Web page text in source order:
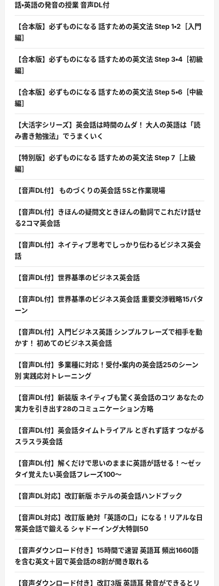
話・英語の発音の授業 音声DL付
【合本版】必ずものになる 話すための英文法 Step 1・2［入門
編］
【合本版】必ずものになる 話すための英文法 Step 3・4［初級
編］
【合本版】必ずものになる 話すための英文法 Step 5・6［中級
編］
【大活字シリーズ】英会話は時間のムダ！ 大人の英語は「読
み書き勉強法」でうまくいく
【特別版】必ずものになる 話すための英文法 Step 7［上級
編］
【音声DL付】 ものづくりの英会話 5Sと作業現場
【音声DL付】きほんの疑問文ときほんの動詞でこれだけ話せ
る2コマ英会話
【音声DL付】ネイティブ思考でしっかり伝わるビジネス英会
話
【音声DL付】世界基準のビジネス英会話
【音声DL付】世界基準のビジネス英会話 重要交渉戦略15パタ
ーン
【音声DL付】入門ビジネス英語 シンプルフレーズで相手を動
かす！ 初めてのビジネス英会話
【音声DL付】多業種に対応！受付・案内の英会話25のシーン
別 実践応対トレーニング
【音声DL付】新装版 ネイティブも驚く英会話のコツ あなたの
実力を引き出す28のコミュニケーション方略
【音声DL付】英会話タイムトライアル とぎれず話す つながる
スラスラ英会話
【音声DL付】解くだけで思いのままに英語が話せる！〜ゼッ
タイ覚えたい英会話フレーズ100〜
【音声DL対応】改訂新版 ホテルの英会話ハンドブック
【音声DL対応】改訂版 絶対「英語の口」になる！リアルな日
常英会話で鍛える シャドーイング大特訓50
【音声ダウンロード付き】15時間で速習 英語耳 頻出1660語
を含む英文＋図で英会話の8割が聞き取れる
【音声ダウンロード付き】改訂3版 英語耳 発音ができるとリ